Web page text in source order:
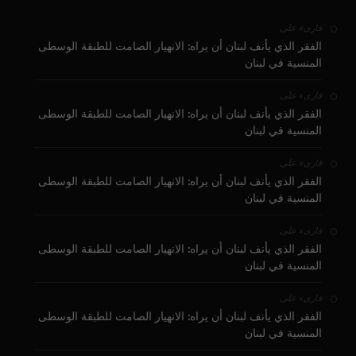
قارىء على
الفقر الذي يأنف لبنان أن يراه: الانهيار الصامت للطبقة الوسطى
المنسية في لبنان
قارىء على
الفقر الذي يأنف لبنان أن يراه: الانهيار الصامت للطبقة الوسطى
المنسية في لبنان
قارىء على
الفقر الذي يأنف لبنان أن يراه: الانهيار الصامت للطبقة الوسطى
المنسية في لبنان
قارىء على
الفقر الذي يأنف لبنان أن يراه: الانهيار الصامت للطبقة الوسطى
المنسية في لبنان
قارىء على
الفقر الذي يأنف لبنان أن يراه: الانهيار الصامت للطبقة الوسطى
المنسية في لبنان